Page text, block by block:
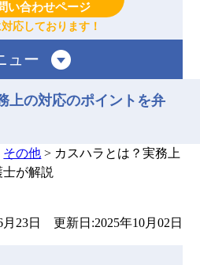
い合わせページ
応しております！
ュー
上の対応のポイントを弁
その他 > カスハラとは？実務上
が解説
月23日 更新日:2025年10月02日